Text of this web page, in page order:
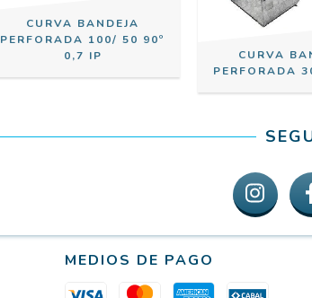
CURVA BANDEJA
PERFORADA 100/ 50 90º
0,7 IP
CURVA
PERFORADA
MEDIOS DE PAGO